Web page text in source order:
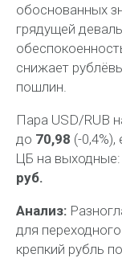
обоснованных
грядущей
снижает
пошлин.
Пара USD/RUB
до 70,98 (-
ЦБ на
руб.
Анализ:
для
крепкий рубль